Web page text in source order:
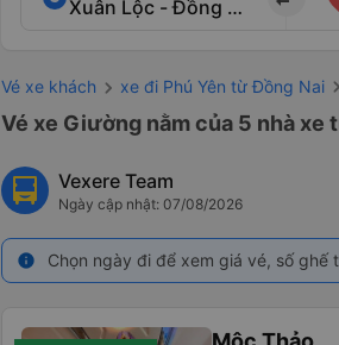
Vé xe khách xe đi Phú Yên từ Đồng Nai
Vé xe Giường nằm của 5 nhà xe
Vexere Team
Ngày cập nhật: 07/08/2026
info Chọn ngày đi để xem giá vé, số